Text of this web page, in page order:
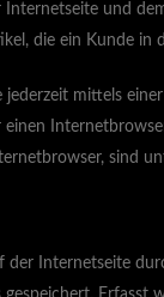
und
die ein Kunde in
mittels
sind
Internetseite